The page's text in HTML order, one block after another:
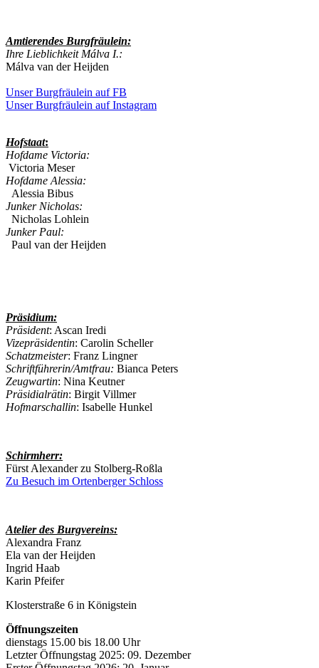
Amtierendes Burgfräulein:
Ihre Lieblichkeit Málva I.:
Málva van der Heijden
Unser Burgfräulein auf FB
Unser Burgfräulein auf Instagram
Hofstaat:
Hofdame Victoria:
Victoria Meser
Hofdame Alessia:
Alessia Bibus
Junker Nicholas:
Nicholas Lohlein
Junker Paul:
Paul van der Heijden
Präsidium:
Präsident: Ascan Iredi
Vizepräsidentin: Carolin Scheller
Schatzmeister: Franz Lingner
Schriftführerin/Amtfrau: Bianca Peters
Zeugwartin: Nina Keutner
Präsidialrätin: Birgit Villmer
Hofmarschallin: Isabelle Hunkel
Schirmherr:
Fürst Alexander zu Stolberg-Roßla
Zu Besuch im Ortenberger Schloss
Atelier des Burgvereins:
Alexandra Franz
Ela van der Heijden
Ingrid Haab
Karin Pfeifer
Klosterstraße 6 in Königstein
Öffnungszeiten
dienstags 15.00 bis 18.00 Uhr
Letzter Öffnungstag 2025: 09. Dezember